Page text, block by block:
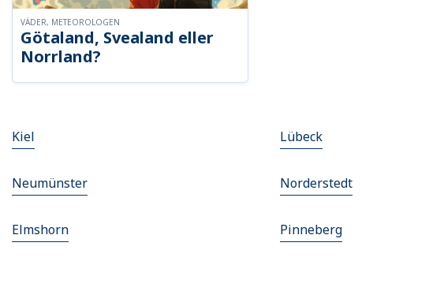
Götaland, Svealand eller
Norrland?
VÄDER, METEOROLOGEN
Kiel Lübeck
Neumünster Norderstedt
Elmshorn Pinneberg